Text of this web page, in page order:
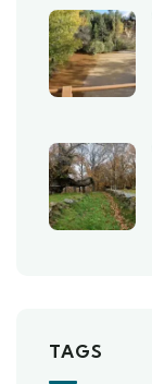
TAGS